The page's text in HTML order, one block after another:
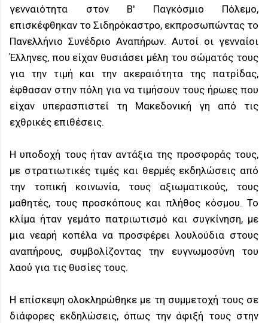
γενναιότητα στον Β' Παγκόσμιο Πόλεμο,
επισκέφθηκαν το Σιδηρόκαστρο, εκπροσωπώντας το
Πανελλήνιο Συνέδριο Αναπήρων. Αυτοί οι γενναίοι
Έλληνες, που είχαν θυσιάσει μέλη του σώματός τους
για την τιμή και την ακεραιότητα της πατρίδας,
έφθασαν στην πόλη για να τιμήσουν τους ήρωες που
είχαν υπερασπιστεί τη Μακεδονική γη από τις
εχθρικές επιθέσεις.
Η υποδοχή τους ήταν αντάξια της προσφοράς τους,
με στρατιωτικές τιμές και θερμές εκδηλώσεις από
την τοπική κοινωνία, τους αξιωματικούς, τους
μαθητές, τους προσκόπους και πλήθος κόσμου. Το
κλίμα ήταν γεμάτο πατριωτισμό και συγκίνηση, με
μια νεαρή κοπέλα να προσφέρει λουλούδια στους
αναπήρους, συμβολίζοντας την ευγνωμοσύνη του
λαού για τις θυσίες τους.
Η επίσκεψη ολοκληρώθηκε με τη συμμετοχή τους σε
διάφορες εκδηλώσεις, όπως την άφιξή τους στην